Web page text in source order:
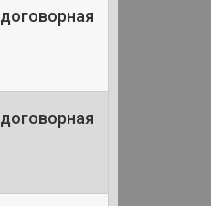
договорная
договорная